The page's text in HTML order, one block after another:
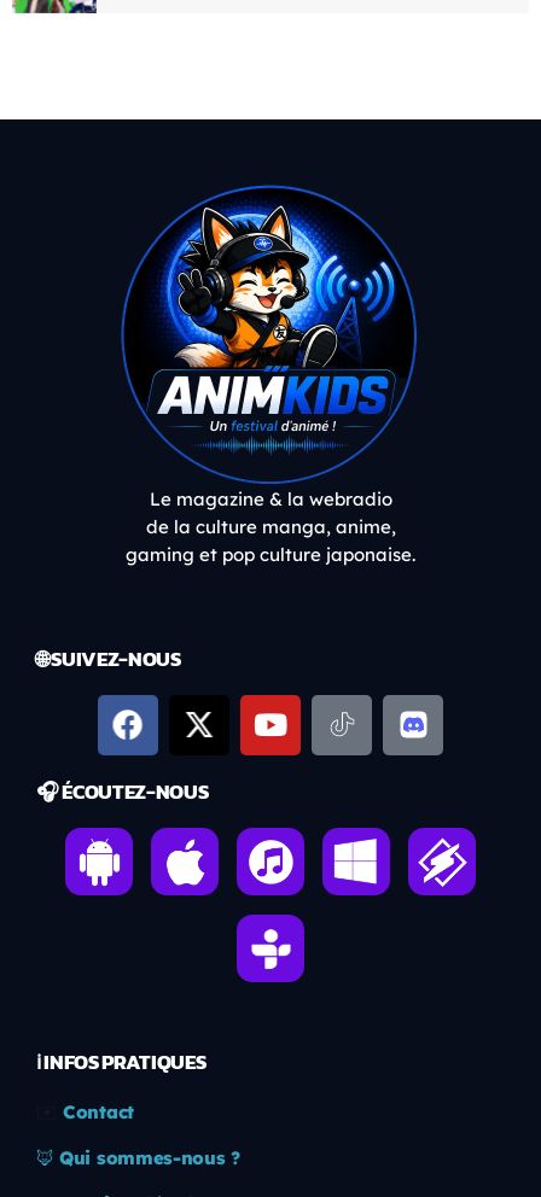
Le magazine & la webradio
de la culture manga, anime,
gaming et pop culture japonaise.
🌐 SUIVEZ-NOUS
🎧 ÉCOUTEZ-NOUS
ℹ️ INFOS PRATIQUES
Contact
🦊 Qui sommes-nous ?